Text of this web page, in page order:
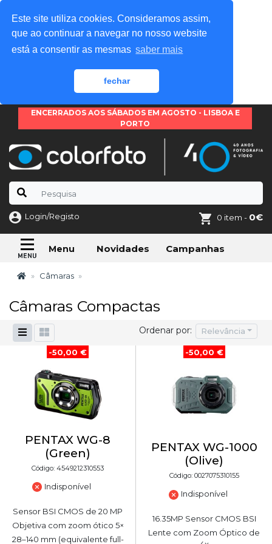
Este site utiliza cookies. Consideramos assim,
que ao continuar a navegar no nosso website
está a consentir as mesmas saber mais
fechar
ENCERRADOS AOS SÁBADOS EM AGOSTO - LISBOA E
PORTO
Login/Registo 0 item - 0€
Menu Novidades Campanhas
Câmaras
Câmaras Compactas
Ordenar por: Relevância
-50,00 €
PENTAX WG-8
(Green)
Código: 4549212310553
Indisponível
Sensor BSI CMOS de 20 MP
Objetiva com zoom ótico 5×
28–140 mm (equivalente full-
-50,00 €
PENTAX WG-1000
(Olive)
Código: 0027075310155
Indisponível
16.35MP Sensor CMOS BSI
Lente com Zoom Óptico de